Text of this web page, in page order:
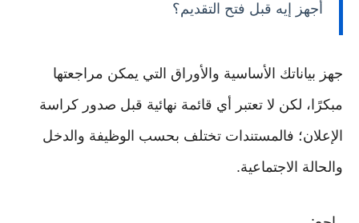
أجهز إيه قبل فتح التقديم؟
جهز بياناتك الأساسية والأوراق التي يمكن مراجعتها
مبكرًا، لكن لا تعتبر أي قائمة نهائية قبل صدور كراسة
الإعلان؛ فالمستندات تختلف بحسب الوظيفة والدخل
والحالة الاجتماعية.